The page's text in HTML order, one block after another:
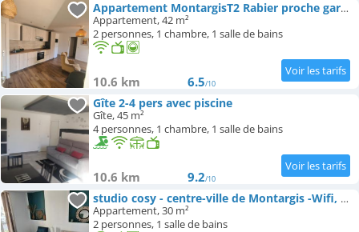
Appartement MontargisT2 Rabier proche gare, wifi et parking privée gratuits
Appartement, 42 m²
2 personnes, 1 chambre, 1 salle de bains
10.6 km 6.5/10
Gîte 2-4 pers avec piscine
Gîte, 45 m²
4 personnes, 1 chambre, 1 salle de bains
10.6 km 9.2/10
studio cosy - centre-ville de Montargis -Wifi, Netflix
Appartement, 30 m²
2 personnes, 1 salle de bains